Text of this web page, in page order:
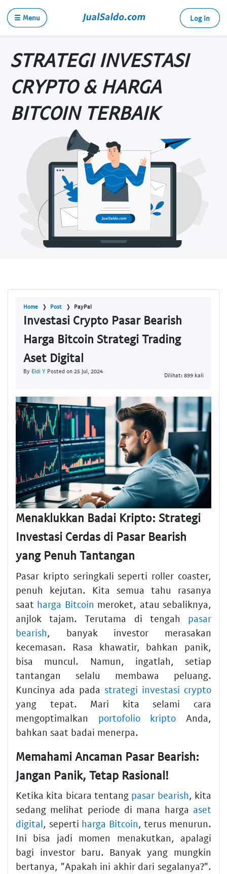
☰ Menu Log in
STRATEGI INVESTASI
CRYPTO & HARGA
BITCOIN TERBAIK
Home Post PayPal
Investasi Crypto Pasar Bearish
Harga Bitcoin Strategi Trading
Aset Digital
By Eldi Y Posted on 25 Jul, 2024
Dilihat: 899 kali
Menaklukkan Badai Kripto: Strategi
Investasi Cerdas di Pasar Bearish
yang Penuh Tantangan
Pasar kripto seringkali seperti roller coaster,
penuh kejutan. Kita semua tahu rasanya
saat harga Bitcoin meroket, atau sebaliknya,
anjlok tajam. Terutama di tengah pasar
bearish, banyak investor merasakan
kecemasan. Rasa khawatir, bahkan panik,
bisa muncul. Namun, ingatlah, setiap
tantangan selalu membawa peluang.
Kuncinya ada pada strategi investasi crypto
yang tepat. Mari kita selami cara
mengoptimalkan portofolio kripto Anda,
bahkan saat badai menerpa.
Memahami Ancaman Pasar Bearish:
Jangan Panik, Tetap Rasional!
Ketika kita bicara tentang pasar bearish, kita
sedang melihat periode di mana harga aset
digital, seperti harga Bitcoin, terus menurun.
Ini bisa jadi momen menakutkan, apalagi
bagi investor baru. Banyak yang mungkin
bertanya, "Apakah ini akhir dari segalanya?".